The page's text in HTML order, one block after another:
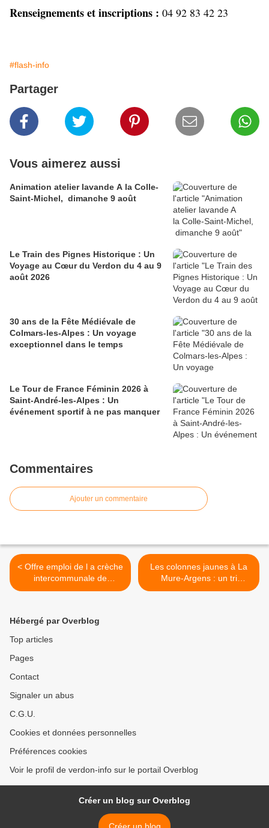
Renseignements et inscriptions : 04 92 83 42 23
#flash-info
Partager
Vous aimerez aussi
Animation atelier lavande A la Colle-
Saint-Michel, dimanche 9 août
Le Train des Pignes Historique : Un
Voyage au Cœur du Verdon du 4 au 9
août 2026
30 ans de la Fête Médiévale de
Colmars-les-Alpes : Un voyage
exceptionnel dans le temps
Le Tour de France Féminin 2026 à
Saint-André-les-Alpes : Un
événement sportif à ne pas manquer
Commentaires
Ajouter un commentaire
< Offre emploi de l a crèche
intercommunale de
Castellane « les enfants du
Les colonnes jaunes à La
Mure-Argens : un tri
toujours perfectible, malgré
Hébergé par Overblog
Top articles
Pages
Contact
Signaler un abus
C.G.U.
Cookies et données personnelles
Préférences cookies
Voir le profil de verdon-info sur le portail Overblog
Créer un blog sur Overblog